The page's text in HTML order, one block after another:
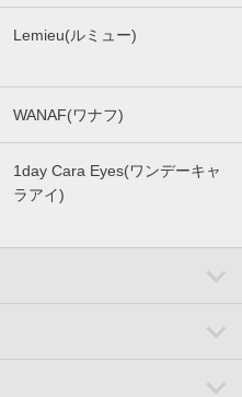
Lemieu(ルミュー)
WANAF(ワナフ)
1day Cara Eyes(ワンデーキャ
ラアイ)